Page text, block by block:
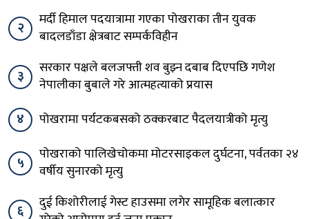
२
मर्दी हिमाल पदयात्रामा गएका पोखराका तीन युवक
बादलडाँडा क्षेत्रबाट सम्पर्कविहीन
३
सरकार पक्षले बलजफ्ती शव बुझ्न दबाब दिएपछि गणेश
नेपालीका बुबाले गरे आत्महत्याको प्रयास
४
पोखरामा पर्यटकबसको ठक्करबाट पैदलयात्रीको मृत्यु
५
पोखराको पालिखेचोकमा मोटरसाइकल दुर्घटना, पर्वतका २४
वर्षीय सुनारको मृत्यु
६
दुई किशोरीलाई गेस्ट हाउसमा लगेर सामूहिक बलात्कार